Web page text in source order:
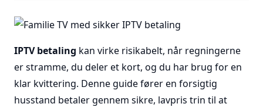
IPTV betaling kan virke risikabelt, når regningerne
er stramme, du deler et kort, og du har brug for en
klar kvittering. Denne guide fører en forsigtig
husstand betaler gennem sikre, lavpris trin til at